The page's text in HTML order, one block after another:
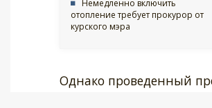
Немедленно включить
отопление требует прокурор от
курского мэра
Однако проведенный